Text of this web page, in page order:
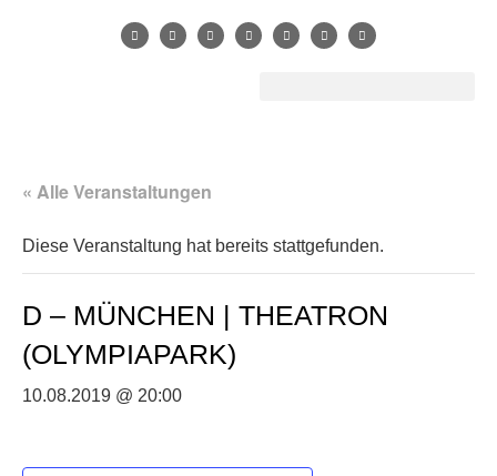
« Alle Veranstaltungen
Diese Veranstaltung hat bereits stattgefunden.
D – MÜNCHEN | THEATRON
(OLYMPIAPARK)
10.08.2019 @ 20:00